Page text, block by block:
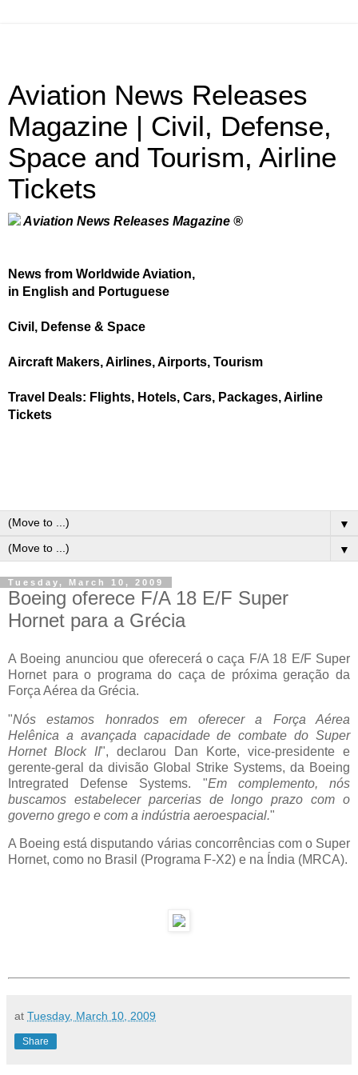
Aviation News Releases
Magazine | Civil, Defense,
Space and Tourism, Airline
Tickets
Aviation News Releases Magazine ®
News from Worldwide Aviation,
in English and Portuguese
Civil, Defense & Space
Aircraft Makers, Airlines, Airports, Tourism
Travel Deals: Flights, Hotels, Cars, Packages, Airline
Tickets
▼
▼
Tuesday, March 10, 2009
Boeing oferece F/A 18 E/F Super
Hornet para a Grécia
A Boeing anunciou que oferecerá o caça F/A 18 E/F Super
Hornet para o programa do caça de próxima geração da
Força Aérea da Grécia.
"Nós estamos honrados em oferecer a Força Aérea
Helênica a avançada capacidade de combate do Super
Hornet Block II", declarou Dan Korte, vice-presidente e
gerente-geral da divisão Global Strike Systems, da Boeing
Intregrated Defense Systems. "Em complemento, nós
buscamos estabelecer parcerias de longo prazo com o
governo grego e com a indústria aeroespacial."
A Boeing está disputando várias concorrências com o Super
Hornet, como no Brasil (Programa F-X2) e na Índia (MRCA).
at Tuesday, March 10, 2009
Share